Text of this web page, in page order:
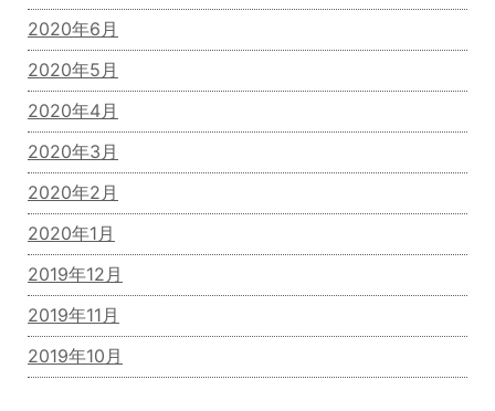
2020年6月
2020年5月
2020年4月
2020年3月
2020年2月
2020年1月
2019年12月
2019年11月
2019年10月